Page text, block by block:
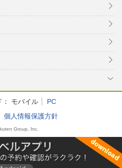
モバイル
PC
個人情報保護方針
Group, Inc.